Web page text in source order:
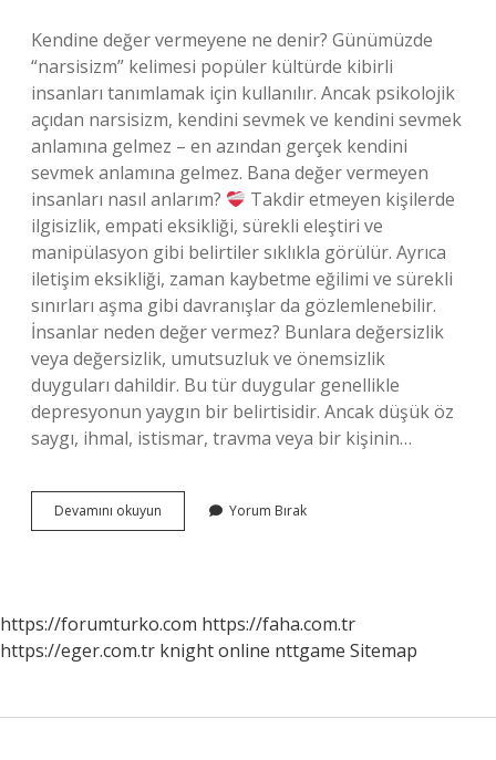
Kendine değer vermeyene ne denir? Günümüzde
“narsisizm” kelimesi popüler kültürde kibirli
insanları tanımlamak için kullanılır. Ancak psikolojik
açıdan narsisizm, kendini sevmek ve kendini sevmek
anlamına gelmez – en azından gerçek kendini
sevmek anlamına gelmez. Bana değer vermeyen
insanları nasıl anlarım?
Takdir etmeyen kişilerde
ilgisizlik, empati eksikliği, sürekli eleştiri ve
manipülasyon gibi belirtiler sıklıkla görülür. Ayrıca
iletişim eksikliği, zaman kaybetme eğilimi ve sürekli
sınırları aşma gibi davranışlar da gözlemlenebilir.
İnsanlar neden değer vermez? Bunlara değersizlik
veya değersizlik, umutsuzluk ve önemsizlik
duyguları dahildir. Bu tür duygular genellikle
depresyonun yaygın bir belirtisidir. Ancak düşük öz
saygı, ihmal, istismar, travma veya bir kişinin…
Devamını okuyun
Vermeyen
Yorum Bırak
https://forumturko.com https://faha.com.tr
https://eger.com.tr knight online nttgame Sitemap